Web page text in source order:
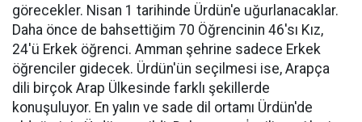
görecekler. Nisan 1 tarihinde Ürdün'e uğurlanacaklar.
Daha önce de bahsettiğim 70 Öğrencinin 46'sı Kız,
24'ü Erkek öğrenci. Amman şehrine sadece Erkek
öğrenciler gidecek. Ürdün'ün seçilmesi ise, Arapça
dili birçok Arap Ülkesinde farklı şekillerde
konuşuluyor. En yalın ve sade dil ortamı Ürdün'de